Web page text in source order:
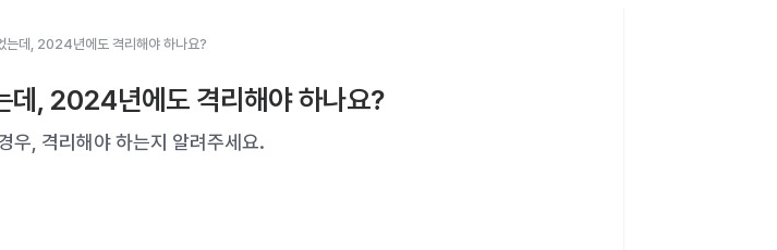
는데, 2024년에도 격리해야 하나요?
데, 2024년에도 격리해야 하나요?
우, 격리해야 하는지 알려주세요.